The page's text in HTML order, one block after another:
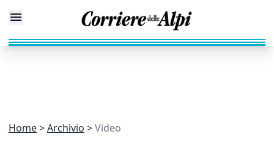
Home Archivio Video